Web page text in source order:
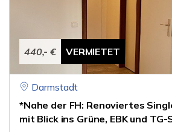
440,- € VERMIETET
Darmstadt
*Nahe der FH: Renoviertes
mit Blick ins Grüne, EBK und